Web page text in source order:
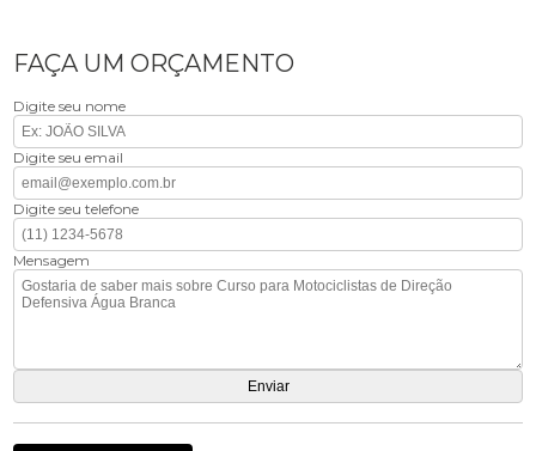
FAÇA UM ORÇAMENTO
Digite seu nome
Digite seu email
Digite seu telefone
Mensagem